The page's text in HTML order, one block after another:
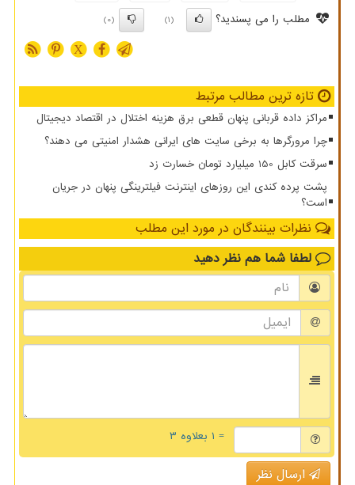
مطلب را می پسندید؟
(1)
(0)
X
تازه ترین مطالب مرتبط
مراکز داده قربانی پنهان قطعی برق هزینه اختلال در اقتصاد دیجیتال
چرا مرورگرها به برخی سایت های ایرانی هشدار امنیتی می دهند؟
سرقت کابل 150 میلیارد تومان خسارت زد
پشت پرده کندی این روزهای اینترنت فیلترینگی پنهان در جریان
است؟
نظرات بینندگان در مورد این مطلب
لطفا شما هم نظر دهید
= ۱ بعلاوه ۳
ارسال نظر